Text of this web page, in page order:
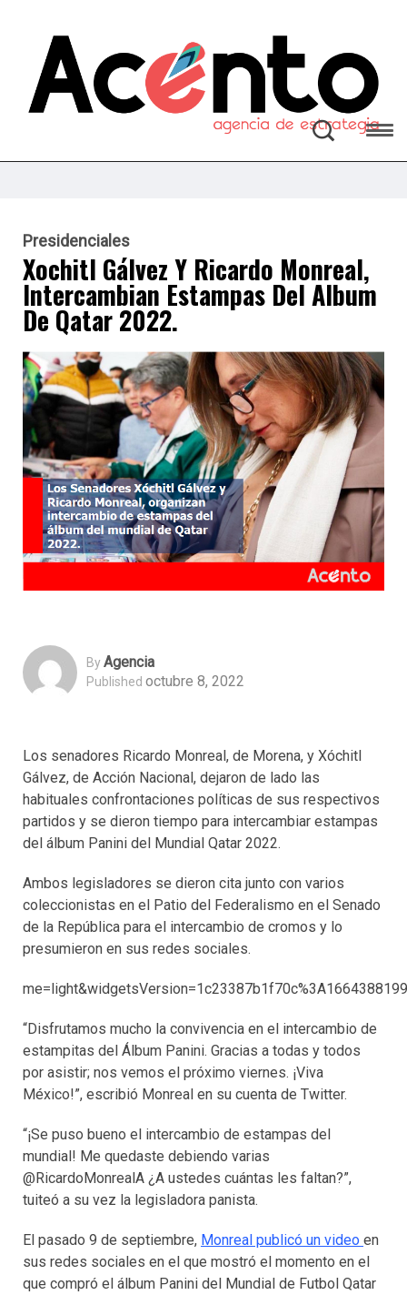
Presidenciales
Xochitl Gálvez Y Ricardo Monreal,
Intercambian Estampas Del Album
De Qatar 2022.
ByAgencia
Published octubre 8, 2022
Los senadores Ricardo Monreal, de Morena, y Xóchitl
Gálvez, de Acción Nacional, dejaron de lado las
habituales confrontaciones políticas de sus respectivos
partidos y se dieron tiempo para intercambiar estampas
del álbum Panini del Mundial Qatar 2022.
Ambos legisladores se dieron cita junto con varios
coleccionistas en el Patio del Federalismo en el Senado
de la República para el intercambio de cromos y lo
presumieron en sus redes sociales.
“Disfrutamos mucho la convivencia en el intercambio de
estampitas del Álbum Panini. Gracias a todas y todos
por asistir; nos vemos el próximo viernes. ¡Viva
México!”, escribió Monreal en su cuenta de Twitter.
“¡Se puso bueno el intercambio de estampas del
mundial! Me quedaste debiendo varias
@RicardoMonrealA ¿A ustedes cuántas les faltan?”,
tuiteó a su vez la legisladora panista.
El pasado 9 de septiembre, Monreal publicó un video en
sus redes sociales en el que mostró el momento en el
que compró el álbum Panini del Mundial de Futbol Qatar